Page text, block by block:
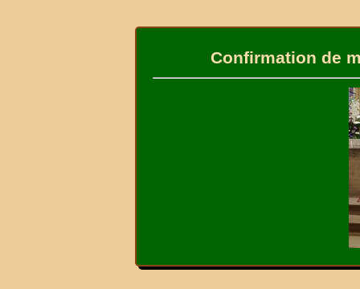
Confirmation de